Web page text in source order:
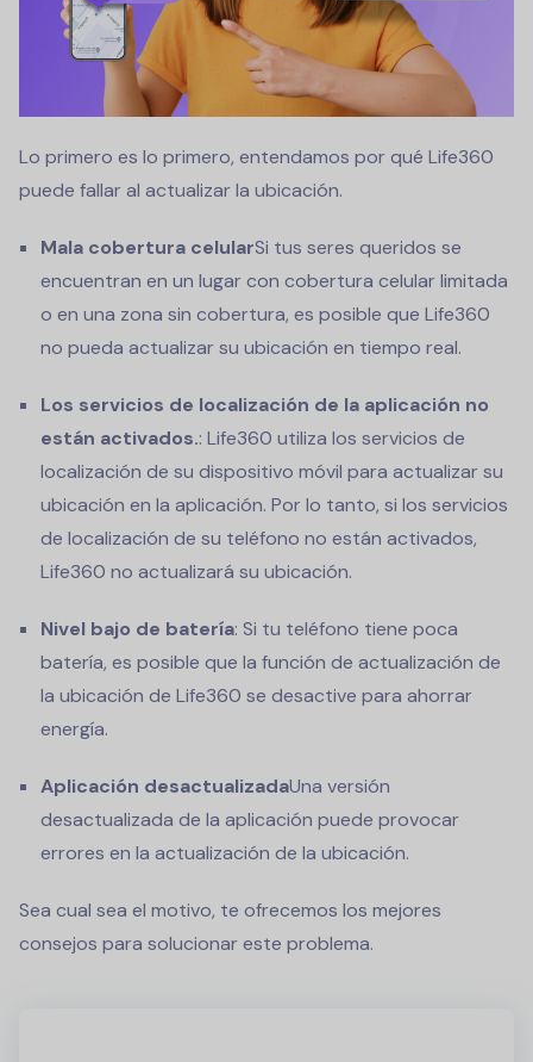
Lo primero es lo primero, entendamos por qué Life360
puede fallar al actualizar la ubicación.
Mala cobertura celularSi tus seres queridos se
encuentran en un lugar con cobertura celular limitada
o en una zona sin cobertura, es posible que Life360
no pueda actualizar su ubicación en tiempo real.
Los servicios de localización de la aplicación no
están activados.: Life360 utiliza los servicios de
localización de su dispositivo móvil para actualizar su
ubicación en la aplicación. Por lo tanto, si los servicios
de localización de su teléfono no están activados,
Life360 no actualizará su ubicación.
Nivel bajo de batería: Si tu teléfono tiene poca
batería, es posible que la función de actualización de
la ubicación de Life360 se desactive para ahorrar
energía.
Aplicación desactualizadaUna versión
desactualizada de la aplicación puede provocar
errores en la actualización de la ubicación.
Sea cual sea el motivo, te ofrecemos los mejores
consejos para solucionar este problema.